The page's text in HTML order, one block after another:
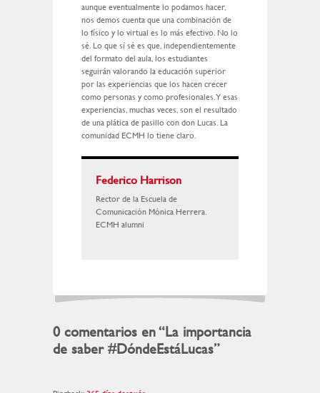
aunque eventualmente lo podamos hacer,
nos demos cuenta que una combinación de
lo físico y lo virtual es lo más efectivo. No lo
sé. Lo que sí sé es que, independientemente
del formato del aula, los estudiantes
seguirán valorando la educación superior
por las experiencias que los hacen crecer
como personas y como profesionales. Y esas
experiencias, muchas veces, son el resultado
de una plática de pasillo con don Lucas. La
comunidad ECMH lo tiene claro.
Federico Harrison
Rector de la Escuela de
Comunicación Mónica Herrera.
ECMH alumni
0 comentarios en “La importancia
de saber #DóndeEstáLucas”